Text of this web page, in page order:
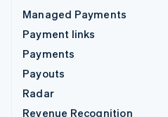
Managed Payments
Payment links
Payments
Payouts
Radar
Revenue Recognition